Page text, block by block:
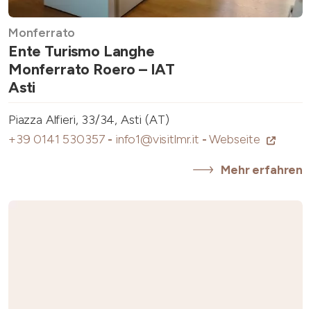
Monferrato
Ente Turismo Langhe
Monferrato Roero – IAT
Asti
Piazza Alfieri, 33/34, Asti (AT)
+39 0141 530357 - info1@visitlmr.it -Webseite
Mehr erfahren